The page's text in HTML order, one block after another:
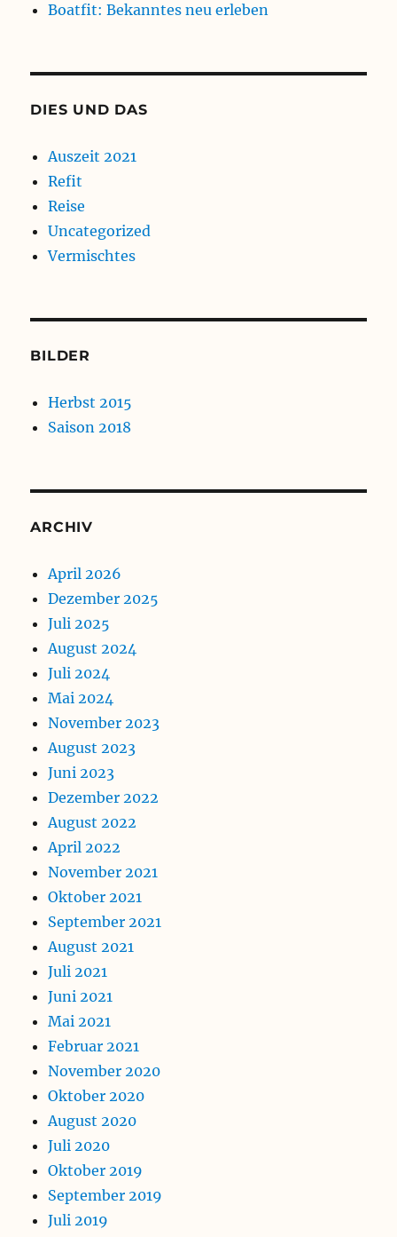
Boatfit: Bekanntes neu erleben
DIES UND DAS
Auszeit 2021
Refit
Reise
Uncategorized
Vermischtes
BILDER
Herbst 2015
Saison 2018
ARCHIV
April 2026
Dezember 2025
Juli 2025
August 2024
Juli 2024
Mai 2024
November 2023
August 2023
Juni 2023
Dezember 2022
August 2022
April 2022
November 2021
Oktober 2021
September 2021
August 2021
Juli 2021
Juni 2021
Mai 2021
Februar 2021
November 2020
Oktober 2020
August 2020
Juli 2020
Oktober 2019
September 2019
Juli 2019